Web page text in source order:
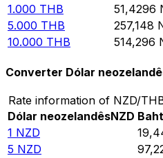
1.000 THB 51,4296
5.000 THB 257,148
10.000 THB 514,296
Converter Dólar
Rate information of NZD/
Dólar neozelandêsNZD
1 NZD
5 NZD